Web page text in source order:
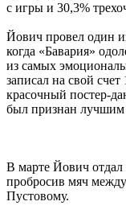
с игры и 30,3%
Йович провел один
когда «Бавария»
из самых
записал на свой
красочный постер-
был признан лучшим
В марте Йович
пробросив мяч
Пустовому.